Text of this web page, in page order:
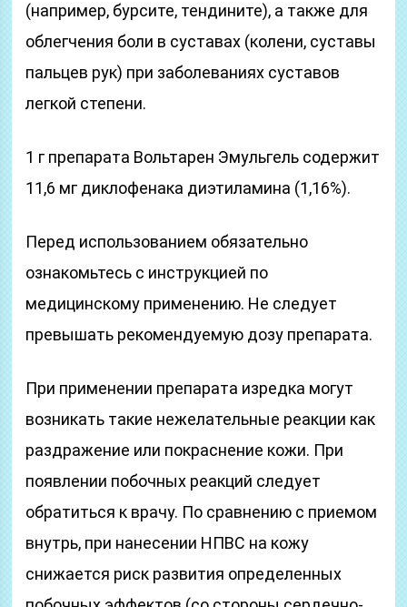
(например, бурсите, тендините), а также для
облегчения боли в суставах (колени, суставы
пальцев рук) при заболеваниях суставов
легкой степени.
1 г препарата Вольтарен Эмульгель содержит
11,6 мг диклофенака диэтиламина (1,16%).
Перед использованием обязательно
ознакомьтесь с инструкцией по
медицинскому применению. Не следует
превышать рекомендуемую дозу препарата.
При применении препарата изредка могут
возникать такие нежелательные реакции как
раздражение или покраснение кожи. При
появлении побочных реакций следует
обратиться к врачу. По сравнению с приемом
внутрь, при нанесении НПВС на кожу
снижается риск развития определенных